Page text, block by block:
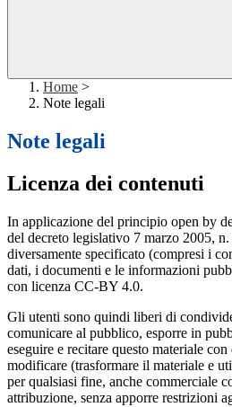
Home >
Note legali
Note legali
Licenza dei contenuti
In applicazione del principio open by
del decreto legislativo 7 marzo 2005,
diversamente specificato (compresi i
dati, i documenti e le informazioni
con licenza CC-BY 4.0.
Gli utenti sono quindi liberi di
comunicare al pubblico, esporre in
eseguire e recitare questo materiale
modificare (trasformare il materiale e
per qualsiasi fine, anche commerciale
attribuzione, senza apporre restrizioni